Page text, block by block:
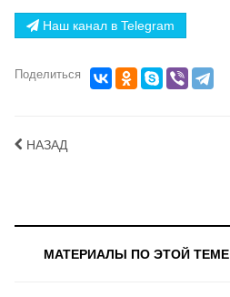
Наш канал в Telegram
Поделиться
НАЗАД
МАТЕРИАЛЫ ПО ЭТОЙ ТЕМЕ